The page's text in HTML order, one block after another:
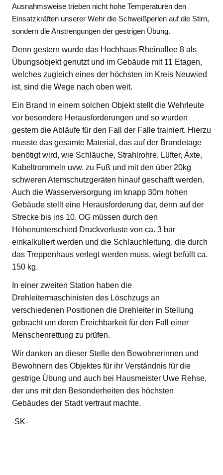
Ausnahmsweise trieben nicht hohe Temperaturen den
Einsatzkräften unserer Wehr die Schweißperlen auf die Stirn,
sondern die Anstrengungen der gestrigen Übung.
Denn gestern wurde das Hochhaus Rheinallee 8 als
Übungsobjekt genutzt und im Gebäude mit 11 Etagen,
welches zugleich eines der höchsten im Kreis Neuwied
ist, sind die Wege nach oben weit.
Ein Brand in einem solchen Objekt stellt die Wehrleute
vor besondere Herausforderungen und so wurden
gestern die Abläufe für den Fall der Falle trainiert. Hierzu
musste das gesamte Material, das auf der Brandetage
benötigt wird, wie Schläuche, Strahlrohre, Lüfter, Äxte,
Kabeltrommeln uvw. zu Fuß und mit den über 20kg
schweren Atemschutzgeräten hinauf geschafft werden.
Auch die Wasserversorgung im knapp 30m hohen
Gebäude stellt eine Herausforderung dar, denn auf der
Strecke bis ins 10. OG müssen durch den
Höhenunterschied Druckverluste von ca. 3 bar
einkalkuliert werden und die Schlauchleitung, die durch
das Treppenhaus verlegt werden muss, wiegt befüllt ca.
150 kg.
In einer zweiten Station haben die
Drehleitermaschinisten des Löschzugs an
verschiedenen Positionen die Drehleiter in Stellung
gebracht um deren Ereichbarkeit für den Fall einer
Menschenrettung zu prüfen.
Wir danken an dieser Stelle den Bewohnerinnen und
Bewohnern des Objektes für ihr Verständnis für die
gestrige Übung und auch bei Hausmeister Uwe Rehse,
der uns mit den Besonderheiten des höchsten
Gebäudes der Stadt vertraut machte.
-SK-